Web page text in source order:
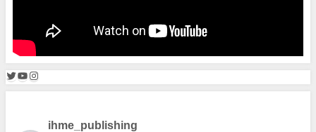
ihme_publishing